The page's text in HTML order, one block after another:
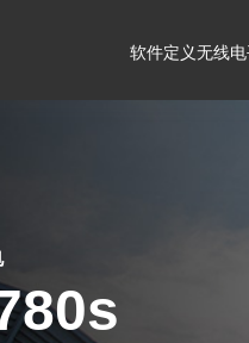
软件定义无线